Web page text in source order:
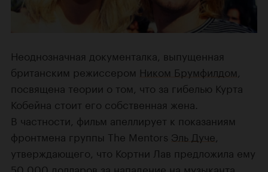
Неоднозначная документалка, выпущенная
британским режиссером Ником Брумфилдом
посвящена теории о том, что за гибелью Курта
Кобейна стоит его собственная жена.
В частности, фильм апеллирует к показаниям
фронтмена группы The Mentors Эль Дуче
утверждающего, что Кортни Лав предложила ему
50 000 долларов за нападение на музыканта.